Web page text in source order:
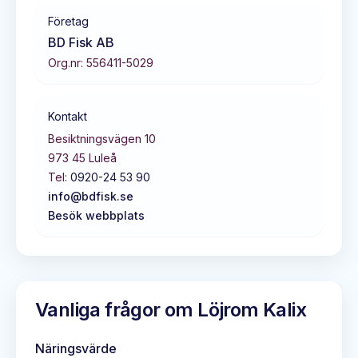
Företag
BD Fisk AB
Org.nr: 556411-5029
Kontakt
Besiktningsvägen 10
973 45 Luleå
Tel: 0920-24 53 90
info@bdfisk.se
Besök webbplats
Vanliga frågor om Löjrom Kalix
Näringsvärde